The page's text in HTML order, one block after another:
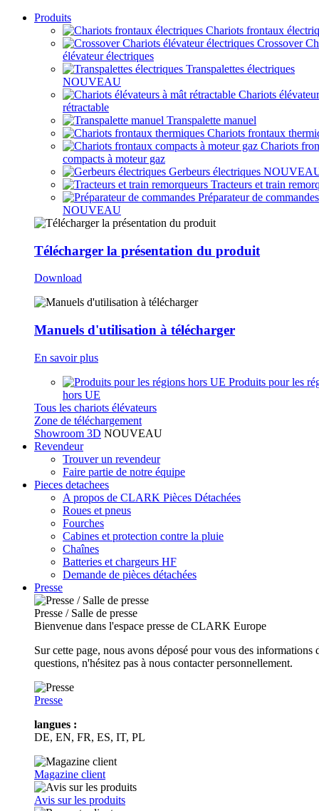
Produits
Chariots frontaux
Crossover
élévateur électriques
Transpalettes électriques
NOUVEAU
Chariots
rétractable
Transpalette manuel
Chariots frontaux
Chariots
compacts à moteur gaz
Gerbeurs électriques
Tracteurs et train
Préparateur de commandes
NOUVEAU
Télécharger la présentation du produit
Download
Manuels d'utilisation à télécharger
En savoir plus
Produits pour les
hors UE
Tous les chariots élévateurs
Zone de téléchargement
Showroom 3D NOUVEAU
Revendeur
Trouver un revendeur
Faire partie de notre équipe
Pieces detachees
A propos de CLARK Pièces Détachées
Roues et pneus
Fourches
Cabines et protection contre la pluie
Chaînes
Batteries et chargeurs HF
Demande de pièces détachées
Presse
Presse / Salle de presse
Bienvenue dans l'espace presse de CLARK Europe
Sur cette page, nous avons déposé pour vous des
questions, n'hésitez pas à nous contacter personnellement.
Presse
langues :
DE, EN, FR, ES, IT, PL
Magazine client
Avis sur les produits